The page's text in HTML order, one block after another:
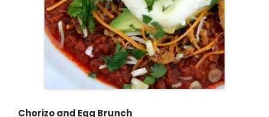
Chorizo and Egg Brunch